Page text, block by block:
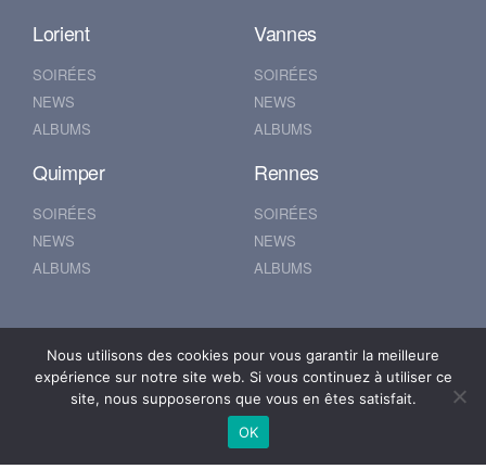
Lorient
SOIRÉES
NEWS
ALBUMS
Vannes
SOIRÉES
NEWS
ALBUMS
Quimper
SOIRÉES
NEWS
ALBUMS
Rennes
SOIRÉES
NEWS
ALBUMS
Nantes
SOIRÉES
SOIRÉES
NEWS
ALBUMS
Nous utilisons des cookies pour vous garantir la meilleure
expérience sur notre site web. Si vous continuez à utiliser ce
site, nous supposerons que vous en êtes satisfait.
OK